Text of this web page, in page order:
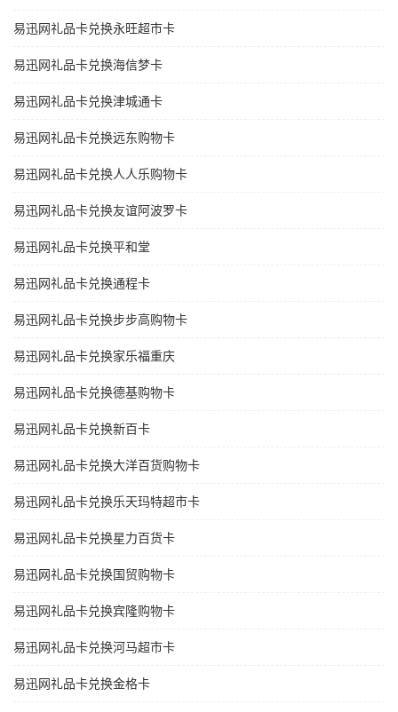
易迅网礼品卡兑换永旺超市卡
易迅网礼品卡兑换海信梦卡
易迅网礼品卡兑换津城通卡
易迅网礼品卡兑换远东购物卡
易迅网礼品卡兑换人人乐购物卡
易迅网礼品卡兑换友谊阿波罗卡
易迅网礼品卡兑换平和堂
易迅网礼品卡兑换通程卡
易迅网礼品卡兑换步步高购物卡
易迅网礼品卡兑换家乐福重庆
易迅网礼品卡兑换德基购物卡
易迅网礼品卡兑换新百卡
易迅网礼品卡兑换大洋百货购物卡
易迅网礼品卡兑换乐天玛特超市卡
易迅网礼品卡兑换星力百货卡
易迅网礼品卡兑换国贸购物卡
易迅网礼品卡兑换宾隆购物卡
易迅网礼品卡兑换河马超市卡
易迅网礼品卡兑换金格卡